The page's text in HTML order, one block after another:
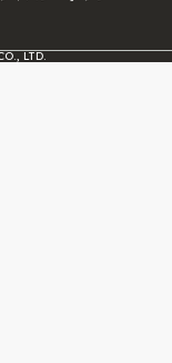
LTD.